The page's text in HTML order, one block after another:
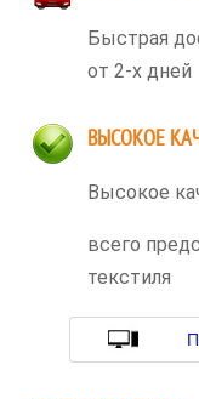
Быстрая
от 2-х дней
ВЫСОКОЕ
Высокое
всего
текстиля